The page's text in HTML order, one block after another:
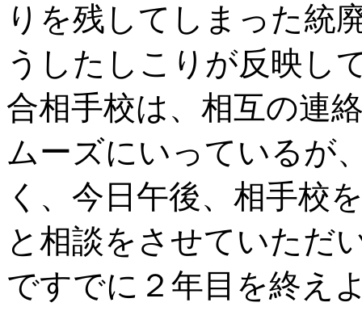
りを残してしまった統
うしたしこりが反映し
合相手校は、相互の連
ムーズにいっているが
く、今日午後、相手校
と相談をさせていただ
ですでに２年目を終え